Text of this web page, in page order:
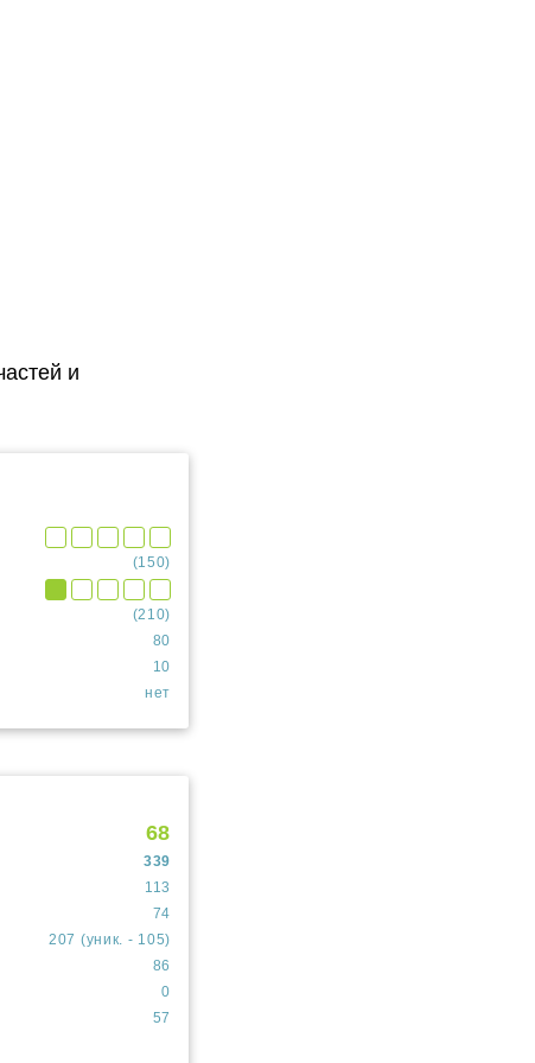
и
(150)
(210)
80
10
нет
68
339
113
74
207 (уник. - 105)
86
0
57